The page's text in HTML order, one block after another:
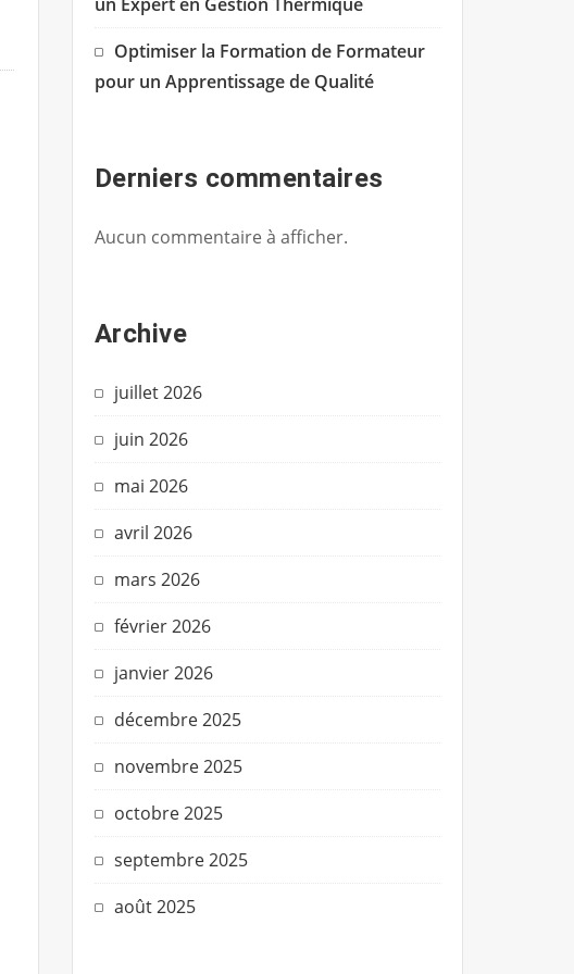
Optimiser la Formation de Formateur
pour un Apprentissage de Qualité
Derniers commentaires
Aucun commentaire à afficher.
Archive
juillet 2026
juin 2026
mai 2026
avril 2026
mars 2026
février 2026
janvier 2026
décembre 2025
novembre 2025
octobre 2025
septembre 2025
août 2025